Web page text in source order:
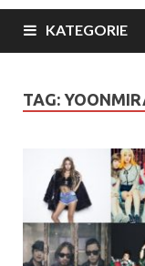
KATEGORIE
TAG: